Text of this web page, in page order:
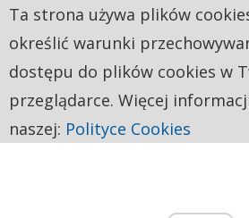
Ta strona używa plików
określić warunki
dostępu do plików cookies w
przeglądarce. Więcej
naszej: Polityce Cookies